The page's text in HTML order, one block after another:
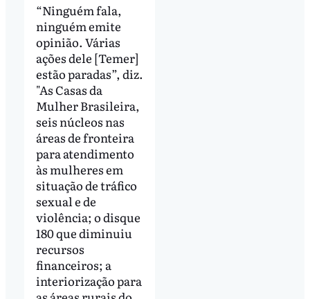
“Ninguém fala,
ninguém emite
opinião. Várias
ações dele [Temer]
estão paradas”, diz.
"As Casas da
Mulher Brasileira,
seis núcleos nas
áreas de fronteira
para atendimento
às mulheres em
situação de tráfico
sexual e de
violência; o disque
180 que diminuiu
recursos
financeiros; a
interiorização para